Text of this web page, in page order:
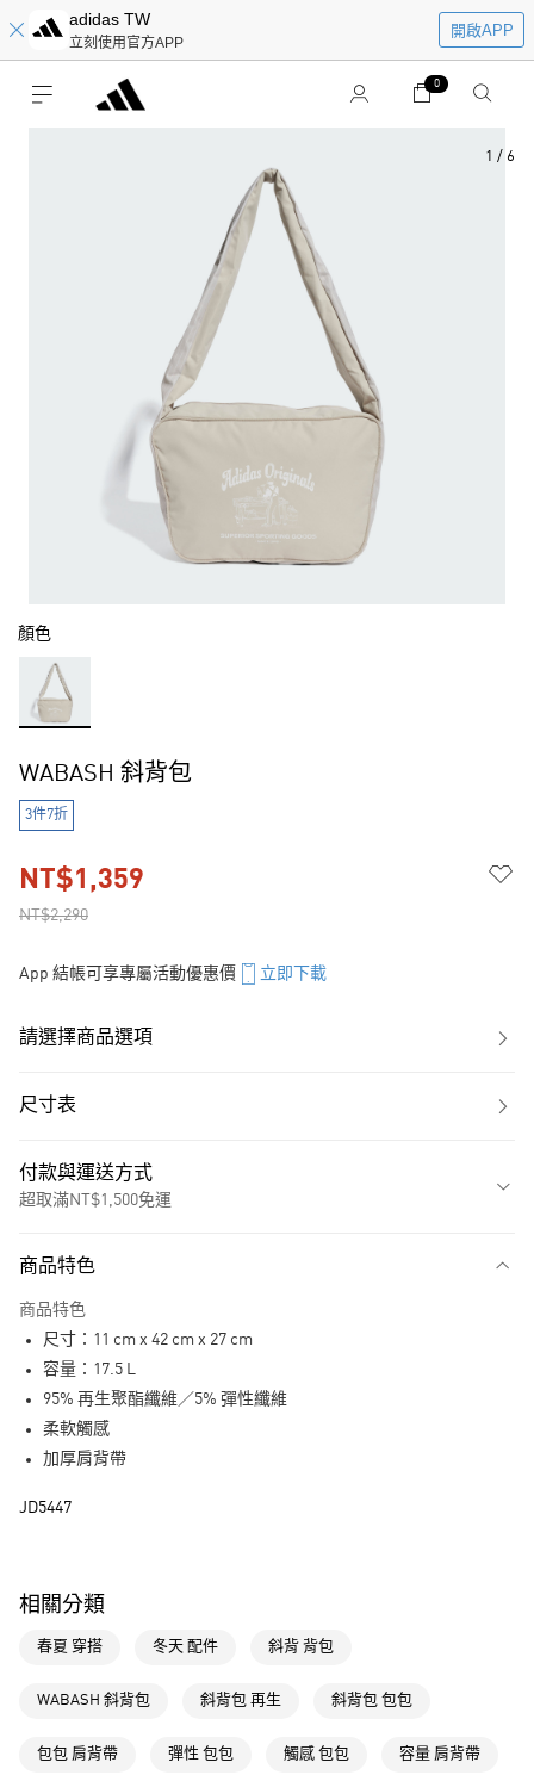
adidas TW
立刻使用官方APP
開啟APP
0
1 / 6
顏色
WABASH 斜背包
3件7折
NT$2,290
NT$1,359
App 結帳可享專屬活動優惠價 立即下載
請選擇商品選項
尺寸表
付款與運送方式
超取滿NT$1,500免運
LINE Pay
全家取貨付款
付款後全家取貨
每筆NT$80，滿NT$1,500(含以上)免運費
付款後萊爾富取貨
商品特色
商品特色
尺寸：11 cm x 42 cm x 27 cm
容量：17.5 L
95% 再生聚酯纖維／5% 彈性纖維
柔軟觸感
加厚肩背帶
JD5447
相關分類
春夏 穿搭 冬天 配件 斜背 背包
WABASH 斜背包 斜背包 再生 斜背包 包包
包包 肩背帶 彈性 包包 觸感 包包 容量 肩背帶